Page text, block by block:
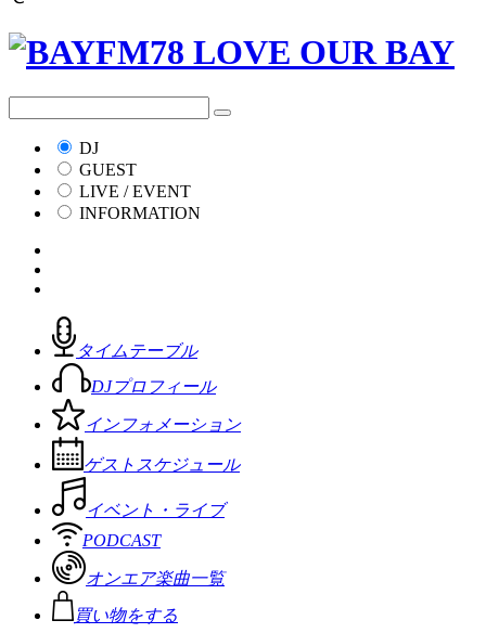
DJ
GUEST
LIVE / EVENT
INFORMATION
タイムテーブル
DJプロフィール
インフォメーション
ゲストスケジュール
イベント・ライブ
PODCAST
オンエア楽曲一覧
買い物をする